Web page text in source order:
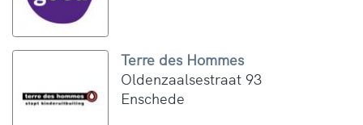
Terre des Hommes
Oldenzaalsestraat 93
Enschede